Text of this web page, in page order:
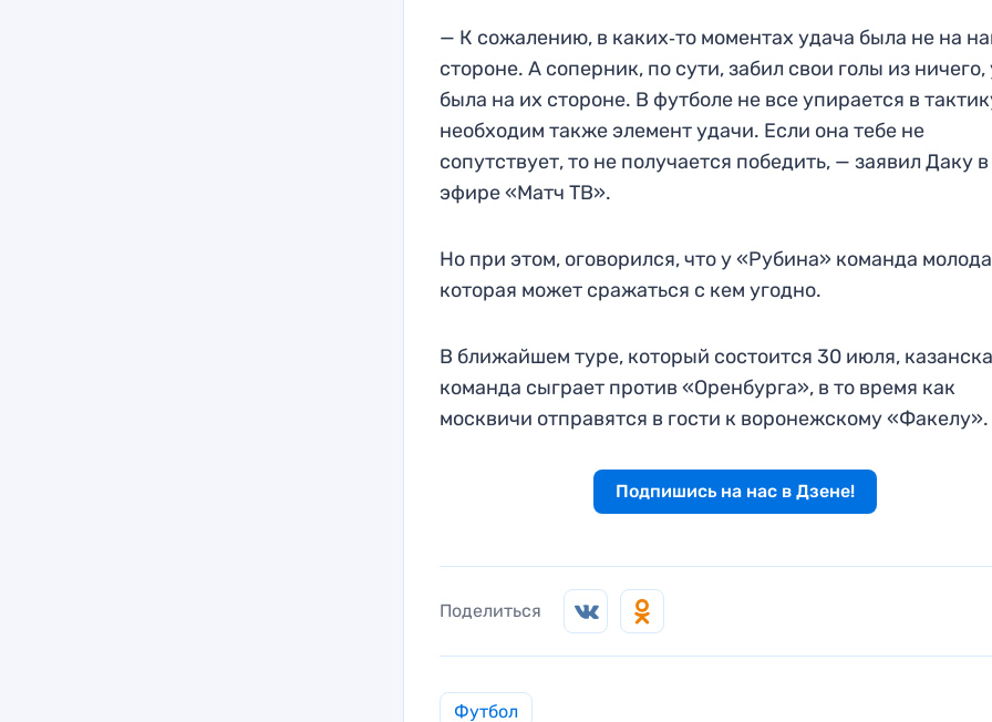
— К сожалению, в каких‑то моментах удача была не на
стороне. А соперник, по сути, забил свои голы из ничего,
была на их стороне. В футболе не все упирается в
необходим также элемент удачи. Если она тебе не
сопутствует, то не получается победить, — заявил Даку в
эфире «Матч ТВ».
Но при этом, оговорился, что у «Рубина» команда
которая может сражаться с кем угодно.
В ближайшем туре, который состоится 30 июля,
команда сыграет против «Оренбурга», в то время как
москвичи отправятся в гости к воронежскому «Факелу».
Подпишись на нас в Дзене!
Поделиться
Футбол